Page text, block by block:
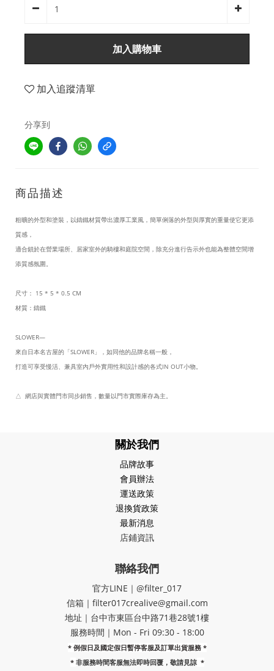
加入購物車
加入追蹤清單
分享到
商品描述
粗曠的外型和塗裝，以鑄鐵材質帶出濃厚工業風，簡單俐落的外型與厚實的重量使它更添
質感，
適合鎖於在營業場所、居家室外的騎樓和庭院空間，除充分進行告示外也能為整體空間增
添質感氛圍。
尺寸： 15 * 5 * 0.5 CM
材質：鑄鐵
SLOWER—
來自日本名古屋的「SLOWER」，如同他的品牌名稱一般，
打造可享受慢活、兼具室內戶外實用性和設計感的各式IN OUT小物。
△ 網店與實體門市同步銷售，數量以門市實際庫存為主。
關於我們
品牌故事
會員辦法
運送政策
退換貨政策
最新消息
店鋪資訊
聯絡我們
官方LINE｜@filter_017
信箱｜filter017crealive@gmail.com
地址｜​台中市東區台中路71巷28號1樓
服務時間｜Mon - Fri 09:30 - 18:00
* 例假日及國定假日暫停客服及訂單出貨服務 *
* 非服務時間客服無法即時回覆，敬請見諒 *